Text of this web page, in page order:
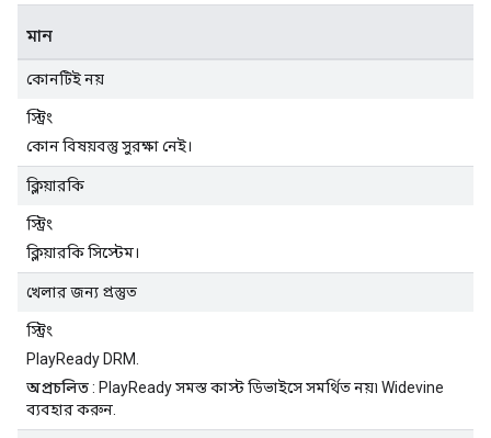
মান
কোনটিই নয়
স্ট্রিং
কোন বিষয়বস্তু সুরক্ষা নেই।
ক্লিয়ারকি
স্ট্রিং
ক্লিয়ারকি সিস্টেম।
খেলার জন্য প্রস্তুত
স্ট্রিং
PlayReady DRM.
অপ্রচলিত: PlayReady সমস্ত কাস্ট ডিভাইসে সমর্থিত নয়৷ Widevine
ব্যবহার করুন.